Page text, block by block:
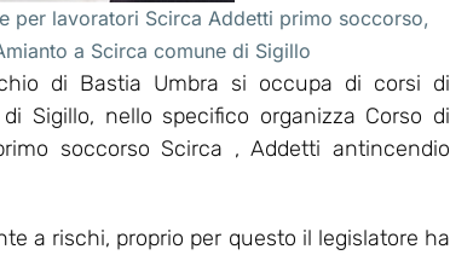
per lavoratori Scirca Addetti primo soccorso,
a Scirca comune di Sigillo
di Bastia Umbra si occupa di corsi di
Sigillo, nello specifico organizza Corso di
soccorso Scirca , Addetti antincendio
a rischi, proprio per questo il legislatore ha